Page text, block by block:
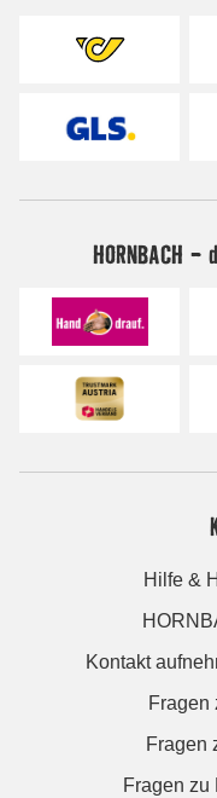
HORNBACH
Hilfe &
Kontakt
Fragen
Fragen
Fragen zu